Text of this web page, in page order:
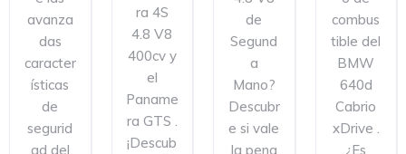
avanza
das
caracter
ísticas
de
segurid
ad del
ra 4S
4.8 V8
400cv y
el
Paname
ra GTS .
¡Descub
de
Segund
a
Mano?
Descubr
e si vale
la pena
combus
tible del
BMW
640d
Cabrio
xDrive .
¿Es